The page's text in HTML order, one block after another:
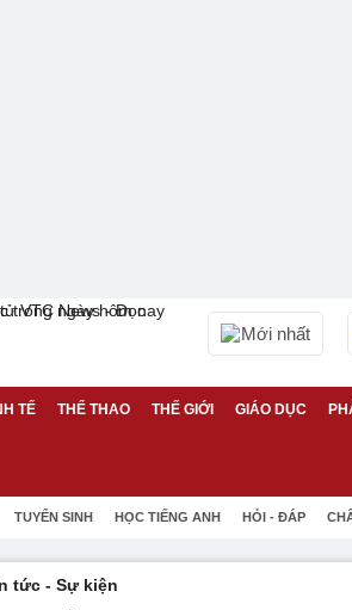
Mới nhất
TẾ THỂ THAO THẾ GIỚI GIÁO DỤC
TUYỂN SINH HỌC TIẾNG ANH HỎI - ĐÁP
tức - Sự kiện